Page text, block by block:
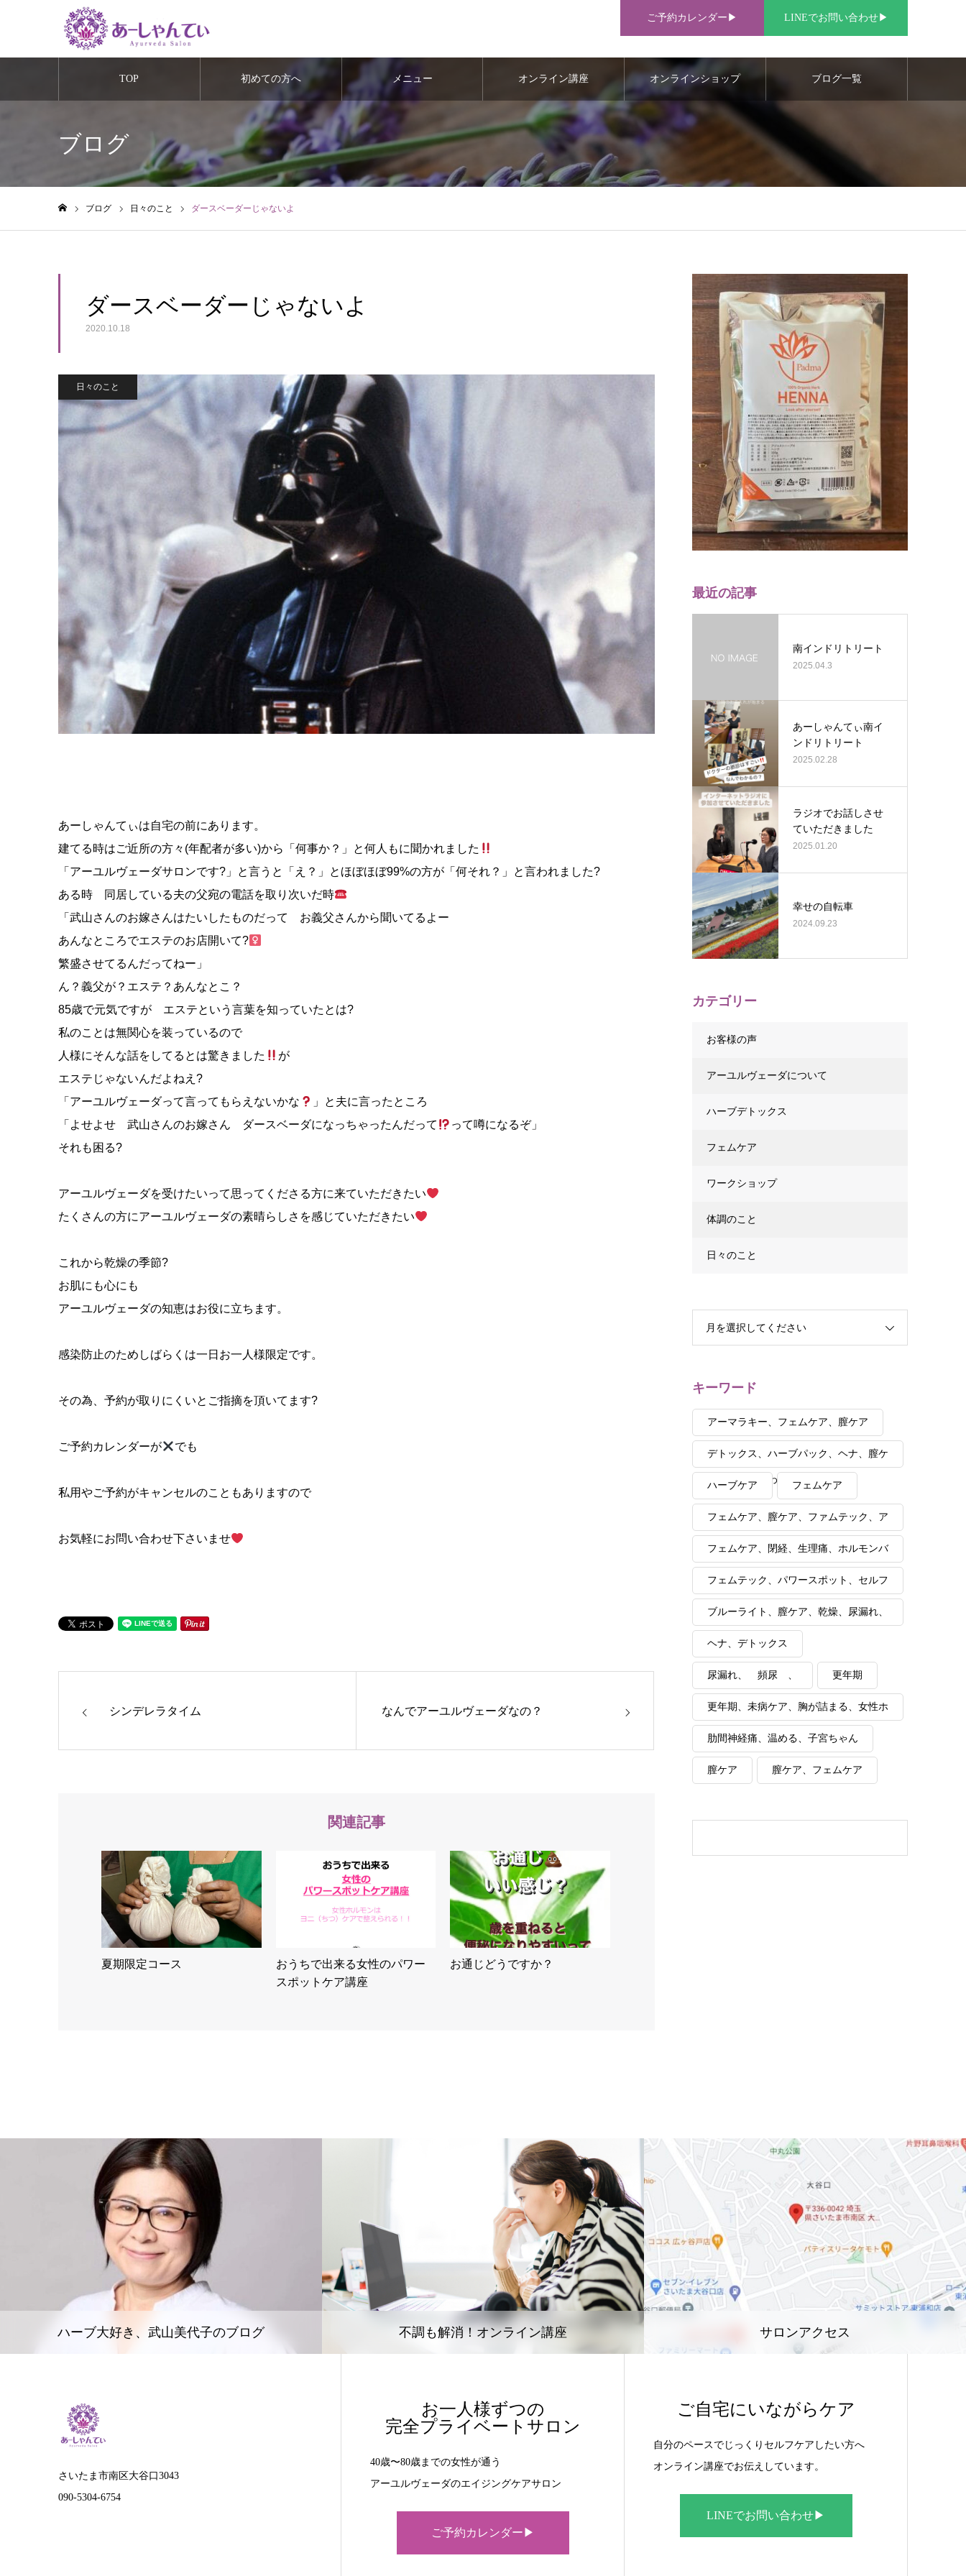
ご予約カレンダー▶︎ LINEでお問い合わせ▶︎
TOP 初めての方へ メニュー オンライン講座 オンラインショップ ブログ一覧
ブログ
ブログ 日々のこと ダースベーダーじゃないよ
ダースベーダーじゃないよ
2020.10.18
日々のこと
あーしゃんてぃは自宅の前にあります。
建てる時はご近所の方々(年配者が多い)から「何事か？」と何人もに聞かれました
「アーユルヴェーダサロンです?」と言うと「え？」とほぼほぼ99%の方が「何それ？」と言われました?
ある時 同居している夫の父宛の電話を取り次いだ時
「武山さんのお嫁さんはたいしたものだって お義父さんから聞いてるよー
あんなところでエステのお店開いて?‍
繁盛させてるんだってねー」
ん？義父が？エステ？あんなとこ？
85歳で元気ですが エステという言葉を知っていたとは?
私のことは無関心を装っているので
人様にそんな話をしてるとは驚きました
が
エステじゃないんだよねえ?
「アーユルヴェーダって言ってもらえないかな
」と夫に言ったところ
「よせよせ 武山さんのお嫁さん ダースベーダになっちゃったんだって
って噂になるぞ」
それも困る?
アーユルヴェーダを受けたいって思ってくださる方に来ていただきたい
たくさんの方にアーユルヴェーダの素晴らしさを感じていただきたい
これから乾燥の季節?
お肌にも心にも
アーユルヴェーダの知恵はお役に立ちます。
感染防止のためしばらくは一日お一人様限定です。
その為、予約が取りにくいとご指摘を頂いてます?
ご予約カレンダーが でも
私用やご予約がキャンセルのこともありますので
お気軽にお問い合わせ下さいませ
シンデレラタイム なんでアーユルヴェーダなの？
関連記事
夏期限定コース
おうちで出来る女性のパワー
スポットケア講座
お通じどうですか？
最近の記事
南インドリトリート
2025.04.3
あーしゃんてぃ南イ
ンドリトリート
2025.02.28
ラジオでお話しさせ
ていただきました
2025.01.20
幸せの自転車
2024.09.23
カテゴリー
お客様の声
アーユルヴェーダについて
ハーブデトックス
フェムケア
ワークショップ
体調のこと
日々のこと
月を選択してください
キーワード
アーマラキー、フェムケア、膣ケア
デトックス、ハーブパック、ヘナ、膣ケ
ア、自分が変わると夫も変わる
ハーブケア フェムケア
フェムケア、膣ケア、ファムテック、ア
ーユルヴェーダ、講座、セルフケア
フェムケア、閉経、生理痛、ホルモンバ
ランス
フェムテック、パワースポット、セルフ
ケア
ブルーライト、膣ケア、乾燥、尿漏れ、
湯漏れ、更年期
ヘナ、デトックス
尿漏れ、 頻尿 、 更年期
更年期、未病ケア、胸が詰まる、女性ホ
ルモン
肋間神経痛、温める、子宮ちゃん
膣ケア 膣ケア、フェムケア
ハーブ大好き、武山美代子のブログ 不調も解消！オンライン講座 サロンアクセス
さいたま市南区大谷口3043
090-5304-6754
お一人様ずつの
完全プライベートサロン
40歳〜80歳までの女性が通う
アーユルヴェーダのエイジングケアサロン
ご予約カレンダー▶︎
ご自宅にいながらケア
自分のペースでじっくりセルフケアしたい方へ
オンライン講座でお伝えしています。
LINEでお問い合わせ▶︎